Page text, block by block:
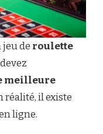
de roulette
meilleure
réalité, il existe
ligne.